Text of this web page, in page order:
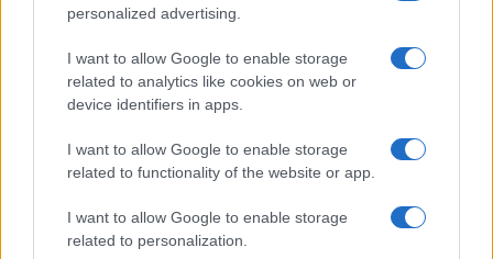
personalized advertising.
I want to allow Google to enable storage
related to analytics like cookies on web or
device identifiers in apps.
I want to allow Google to enable storage
related to functionality of the website or app.
I want to allow Google to enable storage
related to personalization.
Σε αλλαγές προχώρησε σύμφωνα με πληροφορίες, το